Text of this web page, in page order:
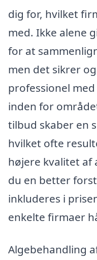
dig for, hvilket
med. Ikke alene
for at
men det sikrer
professionel
inden for
tilbud skaber en
hvilket ofte
højere kvalitet af
du en better
inkluderes i
enkelte firmaer
Algebehandling